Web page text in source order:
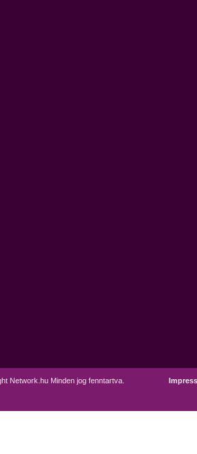
Network.hu Minden jog fenntartva.